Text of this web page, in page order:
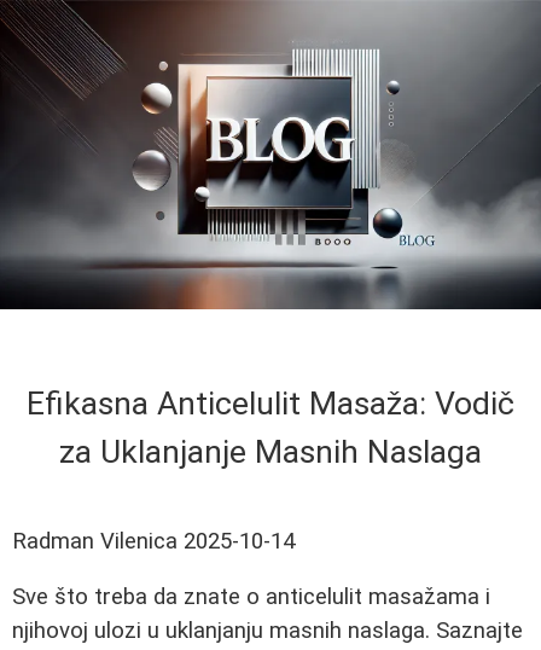
Efikasna Anticelulit Masaža: Vodič
za Uklanjanje Masnih Naslaga
Radman Vilenica 2025-10-14
Sve što treba da znate o anticelulit masažama i
njihovoj ulozi u uklanjanju masnih naslaga. Saznajte